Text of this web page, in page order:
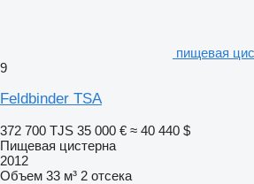
пищевая
9
Feldbinder TSA
372 700 TJS 35 000 € ≈ 40 440 $
Пищевая цистерна
2012
Объем 33 м³ 2 отсека